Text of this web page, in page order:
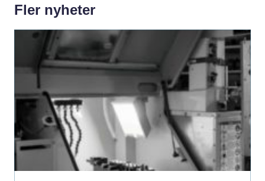
Fler nyheter